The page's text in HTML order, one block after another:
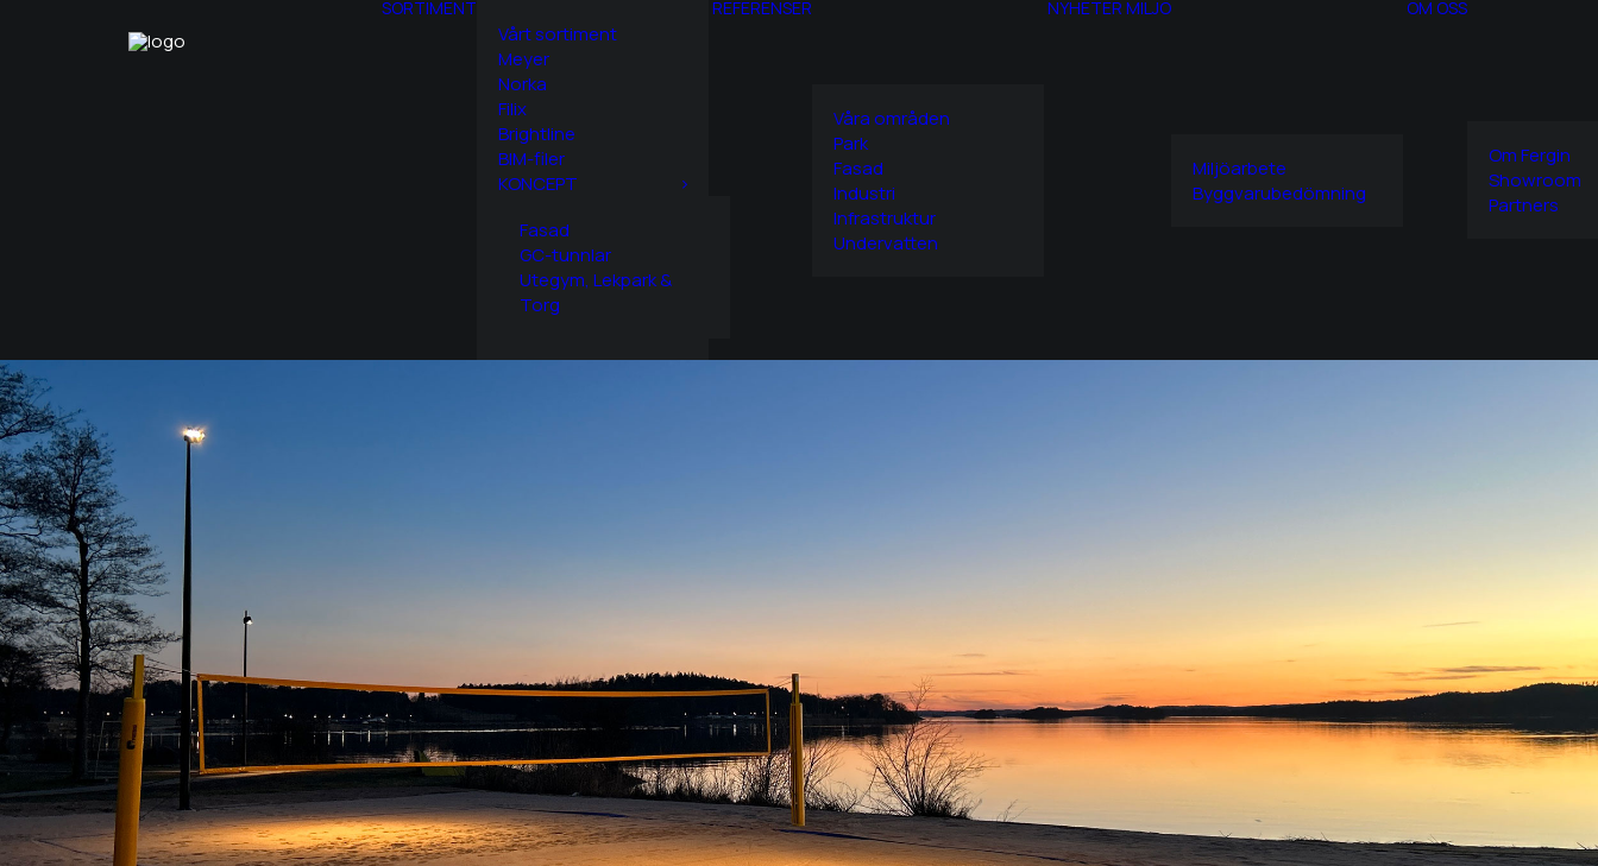
SORTIMENT
Vårt sortiment
Meyer
Norka
Filix
Brightline
BIM-filer
KONCEPT
Fasad
GC-tunnlar
Utegym, Lekpark &
Torg
REFERENSER
Våra områden
Park
Fasad
Industri
Infrastruktur
Undervatten
NYHETER MILJÖ
Miljöarbete
Byggvarubedömning
OM OSS
Om Fergin
Showroom
Partners